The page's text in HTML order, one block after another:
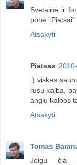
Svetainė ir
pone
Atsakyti
Piatsas
:) viskas
rusu kalba,
anglu kalbos
Atsakyti
Tomas
Jeigu čia